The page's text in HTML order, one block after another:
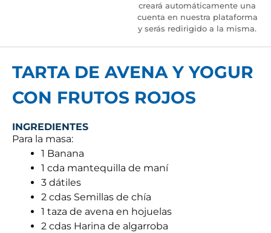
creará automáticamente una
cuenta en nuestra plataforma
y serás redirigido a la misma.
TARTA DE AVENA Y YOGUR
CON FRUTOS ROJOS
INGREDIENTES
Para la masa:
1 Banana
1 cda mantequilla de maní
3 dátiles
2 cdas Semillas de chía
1 taza de avena en hojuelas
2 cdas Harina de algarroba